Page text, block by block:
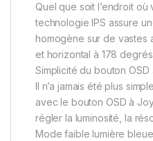
Quel que soit l’endroit
technologie IPS assure
homogène sur de vastes
et horizontal à 178 degrés.
Simplicité du bouton
Il n’a jamais été plus
avec le bouton OSD à
régler la luminosité, la
Mode faible lumière bleue